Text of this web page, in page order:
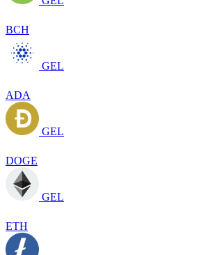
BCH
GEL
ADA
GEL
DOGE
GEL
ETH